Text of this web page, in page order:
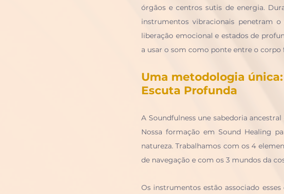
órgãos e centros sutis de energia.
instrumentos vibracionais penetram
liberação emocional e estados de
a usar o som como ponte entre o corpo
Uma metodologia
Escuta Profunda
A Soundfulness une sabedoria
Nossa formação em Sound Healing
natureza. Trabalhamos com os 4
de navegação e com os 3 mundos da
Os instrumentos estão associado